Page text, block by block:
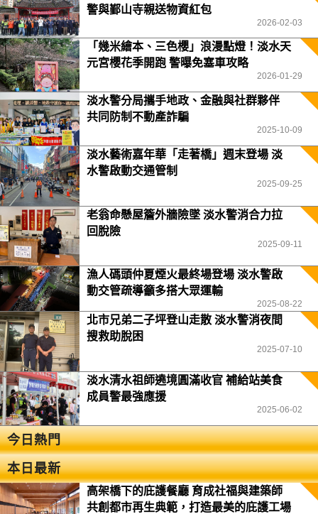
警與鄞山寺親送物資紅包
2026-02-03
「幾米繪本、三色櫻」浪漫點燈！淡水天
元宮櫻花季開跑 警曝免塞車攻略
2026-01-29
淡水警分局攜手地政、金融與社群夥伴
共同防制不動產詐騙
2025-10-09
淡水藝術嘉年華「走著橋」週末登場 淡
水警啟動交通管制
2025-09-25
老翁命懸屋簷外牆險墜 淡水警消合力拉
回脫險
2025-09-11
漁人碼頭仲夏煙火最終場登場 淡水警啟
動交管疏導籲多搭大眾運輸
2025-08-22
北市兄弟二子坪登山走散 淡水警消夜間
搜救助脫困
2025-07-10
淡水清水祖師遶境圓滿收官 補給站美食
成員警最強應援
2025-06-02
今日熱門
本日最新
高架橋下的庇護餐廳 育成社福與建築師
共創都市再生典範，打造最美的庇護工場